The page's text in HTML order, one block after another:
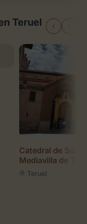
Teruel
Catedral de
Mediavilla de
Teruel